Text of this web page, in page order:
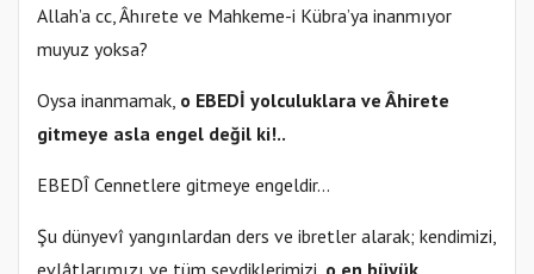
Allah’a cc, Âhırete ve Mahkeme-i Kübra’ya inanmıyor
muyuz yoksa?
Oysa inanmamak, o EBEDİ yolculuklara ve Âhirete
gitmeye asla engel değil ki!..
EBEDÎ Cennetlere gitmeye engeldir…
Şu dünyevî yangınlardan ders ve ibretler alarak; kendimizi,
evlâtlarımızı ve tüm sevdiklerimizi, o en büyük